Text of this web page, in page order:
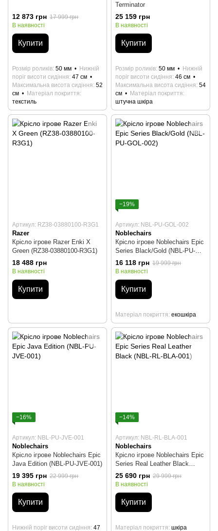
12 873 грн 17 999 грн
В наявності
Купити
Розмір роликів 50 мм
Нижній
поріг висоти сидіння 47 см
Максимальна висота сидіння 52
см
Матеріал покриття
текстиль
Terminator
25 159 грн
В наявності
Купити
Розмір роликів 50 мм
Нижній
поріг висоти сидіння 46 см
Максимальна висота сидіння 54
см
Матеріал покриття
штучна шкіра
Артикул: RZ38-03880100-R3G1
Razer
Крісло ігрове Razer Enki X
Green (RZ38-03880100-R3G1)
18 488 грн
В наявності
Купити
−19%
Артикул: NBL-PU-GOL-002
Noblechairs
Крісло ігрове Noblechairs Epic
Series Black/Gold (NBL-PU-
GOL-002)
16 118 грн 19 999 грн
В наявності
Купити
Матеріал покриття екошкіра
−16%
Артикул: NBL-PU-JVE-001
Noblechairs
Крісло ігрове Noblechairs Epic
Java Edition (NBL-PU-JVE-001)
19 395 грн 22 999 грн
В наявності
Купити
Нижній поріг висоти сидіння 47
−14%
Артикул: NBL-RL-BLA-001
Noblechairs
Крісло ігрове Noblechairs Epic
Series Real Leather Black
(NBL-RL-BLA-001)
25 690 грн 29 999 грн
В наявності
Купити
Матеріал покриття шкіра